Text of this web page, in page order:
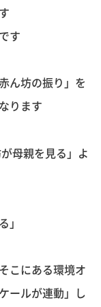
す
ん坊の振り」を
ります
母親を見る」よ
」
こにある環境オ
ールが連動」し